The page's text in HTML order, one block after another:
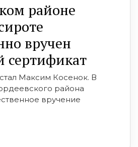
районе
вручен
Максим Косенок. В
района
вручение